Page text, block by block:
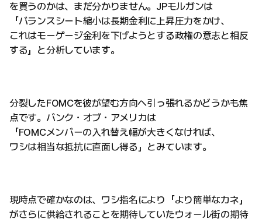
を買うのかは、まだ分かりません。JPモルガンは
「バランスシート縮小は長期金利に上昇圧力をかけ、
これはモーゲージ金利を下げようとする政権の意志と相反
する」と分析しています。
分裂したFOMCを彼が望む方向へ引っ張れるかどうかも焦
点です。バンク・オブ・アメリカは
「FOMCメンバーの入れ替え幅が大きくなければ、
ワシは相当な抵抗に直面し得る」とみています。
現時点で確かなのは、ワシ指名により「より簡単なカネ」
がさらに供給されることを期待していたウォール街の期待